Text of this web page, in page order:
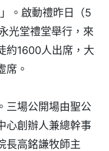
。啟動禮昨日（5
光堂禮堂舉行，來
約1600人出席，大
席。
三場公開場由聖公
心創辦人兼總幹事
長高銘謙牧師主